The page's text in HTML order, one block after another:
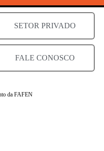
SETOR PRIVADO
FALE CONOSCO
da FAFEN